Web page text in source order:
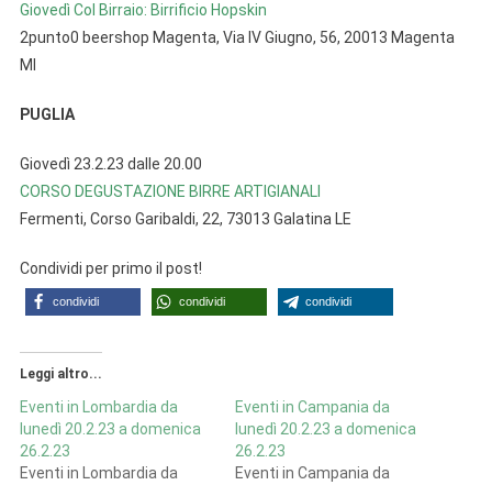
Giovedì Col Birraio: Birrificio Hopskin
2punto0 beershop Magenta, Via IV Giugno, 56, 20013 Magenta
MI
PUGLIA
Giovedì 23.2.23 dalle 20.00
CORSO DEGUSTAZIONE BIRRE ARTIGIANALI
Fermenti, Corso Garibaldi, 22, 73013 Galatina LE
Condividi per primo il post!
condividi condividi condividi
Leggi altro...
Eventi in Lombardia da
lunedì 20.2.23 a domenica
26.2.23
Eventi in Lombardia da
Eventi in Campania da
lunedì 20.2.23 a domenica
26.2.23
Eventi in Campania da